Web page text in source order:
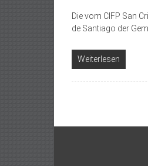
Die vom CIFP San
de Santiago der
Weiterlesen